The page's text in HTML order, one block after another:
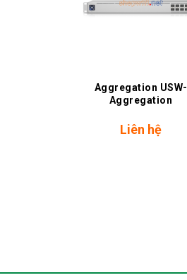
Aggregation USW-
Aggregation
Liên hệ